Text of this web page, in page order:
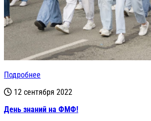
Подробнее
12 сентября 2022
День знаний на ФМФ!